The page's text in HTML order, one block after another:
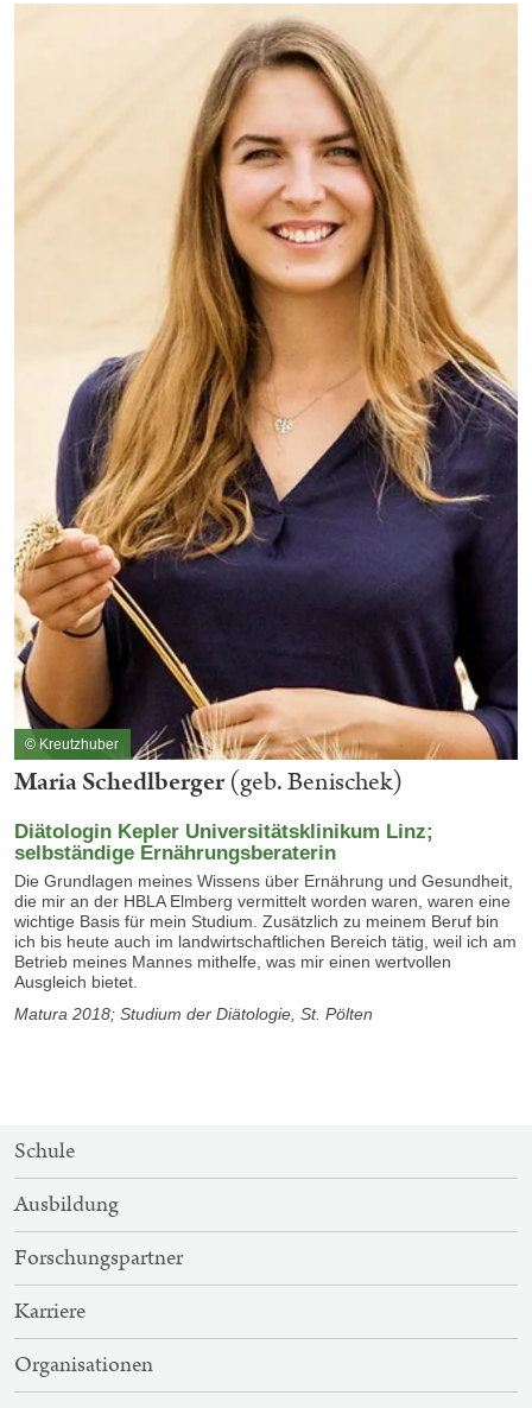
© Kreutzhuber
Maria Schedlberger(geb. Benischek)
Diätologin Kepler Universitätsklinikum Linz;
selbständige Ernährungsberaterin
Die Grundlagen meines Wissens über Ernährung und Gesundheit,
die mir an der HBLA Elmberg vermittelt worden waren, waren eine
wichtige Basis für mein Studium. Zusätzlich zu meinem Beruf bin
ich bis heute auch im landwirtschaftlichen Bereich tätig, weil ich am
Betrieb meines Mannes mithelfe, was mir einen wertvollen
Ausgleich bietet.
Matura 2018; Studium der Diätologie, St. Pölten
SITEMAP-
NAVIGATION
Schule
Ausbildung
Forschungspartner
Karriere
Organisationen